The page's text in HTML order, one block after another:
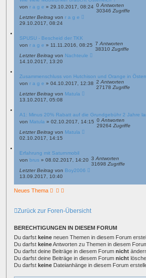
von r a g e » 29.10.2017, 08:24 0 Antworten
30346 Zugriffe
Letzter Beitrag von r a g e
29.10.2017, 08:24
SPUSU - Bescheid der TKK
von r a g e » 11.11.2016, 08:25 7 Antworten
38310 Zugriffe
Letzter Beitrag von Nachteule
14.10.2017, 13:20
Zusammenschluss von Hutchison und Orange in
von r a g e » 04.10.2017, 12:38 2 Antworten
27178 Zugriffe
Letzter Beitrag von Matula
13.10.2017, 05:08
A1: Minus 20% Rabatt auf die Grundgebühr 2 Jahre
von Matula » 02.10.2017, 14:15 0 Antworten
29264 Zugriffe
Letzter Beitrag von Matula
02.10.2017, 14:15
Erfahrung mit Saturnmobil
von brus » 08.02.2017, 14:20 3 Antworten
31698 Zugriffe
Letzter Beitrag von Boy2006
13.09.2017, 10:40
Neues Thema
Zurück zur Foren-Übersicht
BERECHTIGUNGEN IN DIESEM FORUM
Du darfst keine neuen Themen in diesem Forum
Du darfst keineAntworten zu Themen in diesem
Du darfst deine Beiträge in diesem Forum nicht
Du darfst deine Beiträge in diesem Forum nicht
Du darfst keine Dateianhänge in diesem Forum